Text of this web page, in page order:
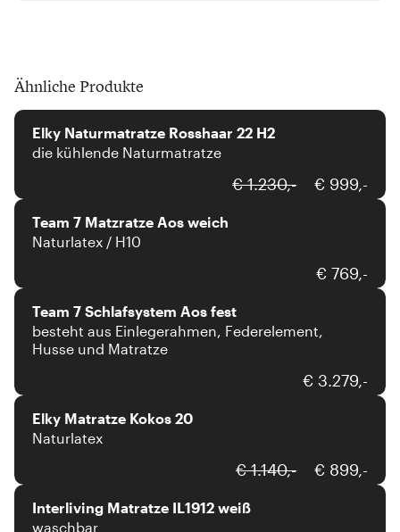
Ähnliche Produkte
Elky Naturmatratze Rosshaar 22 H2
die kühlende Naturmatratze
€ 1.230,- € 999,-
Team 7
Team 7 Matzratze Aos weich
Naturlatex / H10
€ 769,-
Team 7
Team 7 Schlafsystem Aos fest
besteht aus Einlegerahmen, Federelement,
Husse und Matratze
€ 3.279,-
Elky
Elky Matratze Kokos 20
Naturlatex
€ 1.140,- € 899,-
Interliving
Interliving Matratze IL1912 weiß
waschbar